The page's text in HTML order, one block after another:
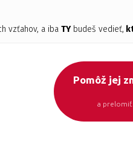
vzťahov, a ibaTYbudeš vedieť,
Pomôž jej
a prelomiť